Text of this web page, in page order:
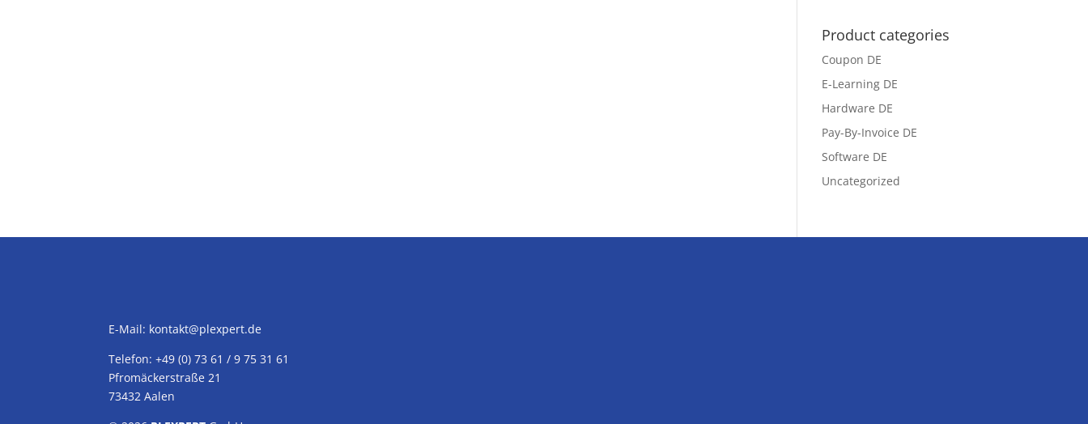
Product categories
Coupon DE
E-Learning DE
Hardware DE
Pay-By-Invoice DE
Software DE
Uncategorized
E-Mail: kontakt@plexpert.de
Telefon: +49 (0) 73 61 / 9 75 31 61
Pfromäckerstraße 21
73432 Aalen